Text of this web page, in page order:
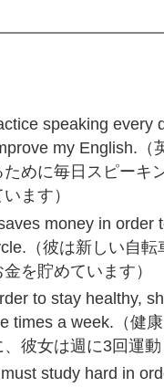
speaking every
my English.（
ために毎日スピーキ
います）
money in order
（彼は新しい自転
金を貯めています）
to stay healthy,
times a week.（健
彼女は週に3回運動
study hard in